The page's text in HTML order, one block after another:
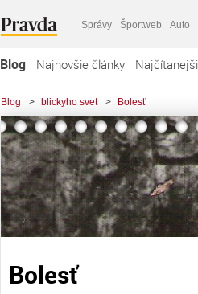
Správy Športweb Auto
Blog Najnovšie články
Blog > blickyho svet > Bolesť
Bolesť